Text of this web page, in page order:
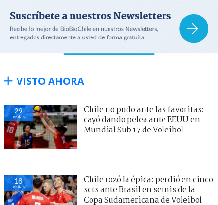
VISTO AHORA
29
visitas
Chile no pudo ante las favoritas:
cayó dando pelea ante EEUU en
Mundial Sub 17 de Voleibol
18
visitas
Chile rozó la épica: perdió en cinco
sets ante Brasil en semis de la
Copa Sudamericana de Voleibol